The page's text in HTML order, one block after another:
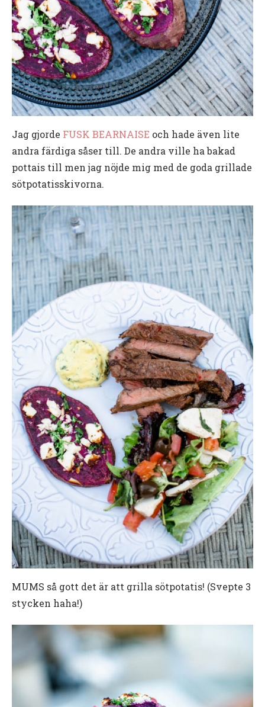
Jag gjorde FUSK BEARNAISE och hade även lite
andra färdiga såser till. De andra ville ha bakad
pottais till men jag nöjde mig med de goda grillade
sötpotatisskivorna.
MUMS så gott det är att grilla sötpotatis! (Svepte 3
stycken haha!)